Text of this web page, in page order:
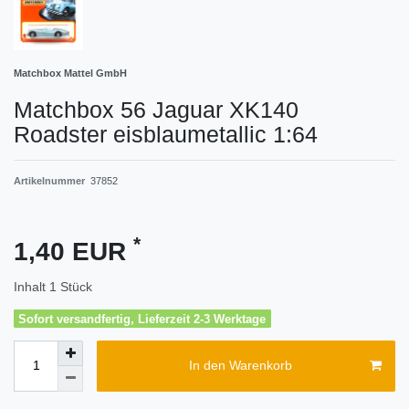
Matchbox Mattel GmbH
Matchbox 56 Jaguar XK140
Roadster eisblaumetallic 1:64
Artikelnummer 37852
1,40 EUR *
Inhalt 1 Stück
Sofort versandfertig, Lieferzeit 2-3 Werktage
In den Warenkorb